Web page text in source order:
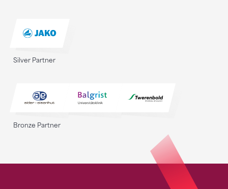
Silver Partner
Bronze Partner